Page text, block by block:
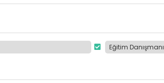
Eğitim Danışmanı